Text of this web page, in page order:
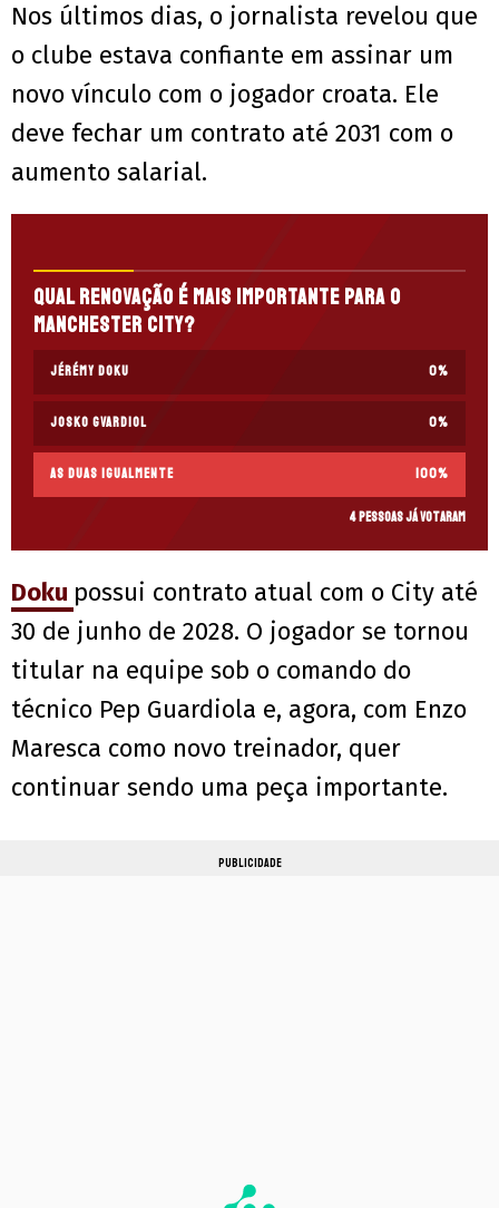
Nos últimos dias, o jornalista revelou que
o clube estava confiante em assinar um
novo vínculo com o jogador croata. Ele
deve fechar um contrato até 2031 com o
aumento salarial.
Qual renovação é mais importante para o
Manchester City?
Jérémy Doku 0%
Josko Gvardiol 0%
As duas igualmente 100%
4 pessoas já votaram
Doku possui contrato atual com o City até
30 de junho de 2028. O jogador se tornou
titular na equipe sob o comando do
técnico Pep Guardiola e, agora, com Enzo
Maresca como novo treinador, quer
continuar sendo uma peça importante.
PUBLICIDADE